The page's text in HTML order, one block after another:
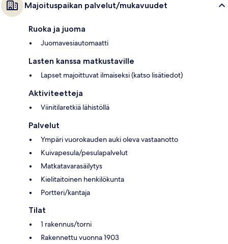
Majoituspaikan palvelut/mukavuudet
Ruoka ja juoma
Juomavesiautomaatti
Lasten kanssa matkustaville
Lapset majoittuvat ilmaiseksi (katso lisätiedot)
Aktiviteetteja
Viinitilaretkiä lähistöllä
Palvelut
Ympäri vuorokauden auki oleva vastaanotto
Kuivapesula/pesulapalvelut
Matkatavarasäilytys
Kielitaitoinen henkilökunta
Portteri/kantaja
Tilat
1 rakennus/torni
Rakennettu vuonna 1903